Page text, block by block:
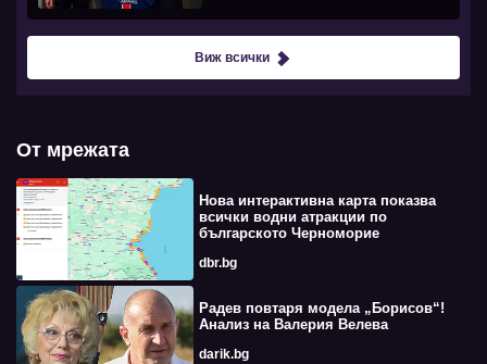
Виж всички
От мрежата
Нова интерактивна карта показва
всички водни атракции по
българското Черноморие
dbr.bg
Радев повтаря модела „Борисов“!
Анализ на Валерия Велева
darik.bg